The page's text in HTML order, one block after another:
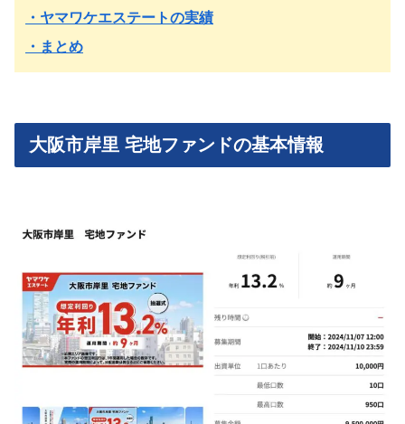
・ヤマワケエステートの実績
・まとめ
大阪市岸里 宅地ファンドの基本情報